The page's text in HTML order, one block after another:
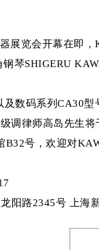
览会开幕在即，
琴SHIGERU
码系列CA30型
调律师高岛先生
号，欢迎对
路2345号 上海